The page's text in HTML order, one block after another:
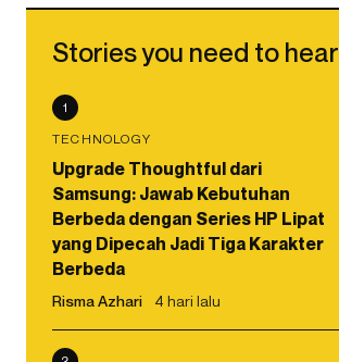
Stories you need to hear
1
TECHNOLOGY
Upgrade Thoughtful dari
Samsung: Jawab Kebutuhan
Berbeda dengan Series HP Lipat
yang Dipecah Jadi Tiga Karakter
Berbeda
Risma Azhari 4 hari lalu